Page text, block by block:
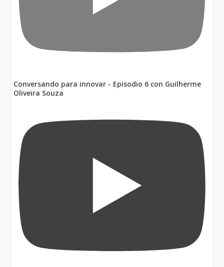
Conversando para innovar - Episodio 6 con Guilherme
Oliveira Souza